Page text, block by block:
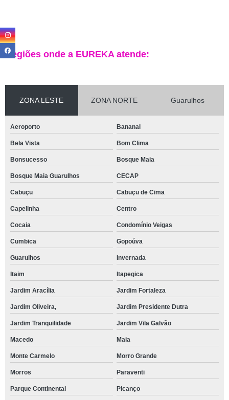
Regiões onde a EUREKA atende:
ZONA LESTE ZONA NORTE Guarulhos
Aeroporto Bananal
Bela Vista Bom Clima
Bonsucesso Bosque Maia
Bosque Maia Guarulhos CECAP
Cabuçu Cabuçu de Cima
Capelinha Centro
Cocaia Condomínio Veigas
Cumbica Gopoúva
Guarulhos Invernada
Itaim Itapegica
Jardim Aracília Jardim Fortaleza
Jardim Oliveira, Jardim Presidente Dutra
Jardim Tranquilidade Jardim Vila Galvão
Macedo Maia
Monte Carmelo Morro Grande
Morros Paraventi
Parque Continental Picanço